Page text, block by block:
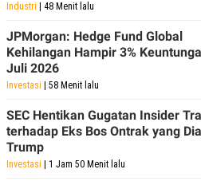
Industri | 48 Menit lalu
JPMorgan: Hedge Fund Global
Kehilangan Hampir 3%
Juli 2026
Investasi | 58 Menit lalu
SEC Hentikan Gugatan Insider
terhadap Eks Bos Ontrak yang
Trump
Investasi | 1 Jam 50 Menit lalu